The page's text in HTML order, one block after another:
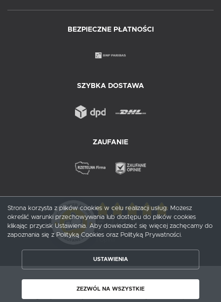
BEZPIECZNE PŁATNOŚCI
SZYBKA DOSTAWA
ZAUFANIE
5/ 5
Copyright by probox.pl
Strona korzysta z plików cookies w celu realizacji usług. Możesz
określić warunki przechowywania lub dostępu do plików cookies
klikając przycisk Ustawienia. Aby dowiedzieć się więcej zachęcamy do
zapoznania się z Polityką Cookies oraz Polityką Prywatności.
USTAWIENIA
ZEZWÓL NA WSZYSTKIE